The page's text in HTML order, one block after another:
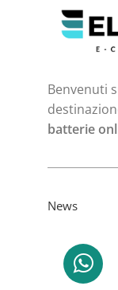
Benvenuti
batterie
News